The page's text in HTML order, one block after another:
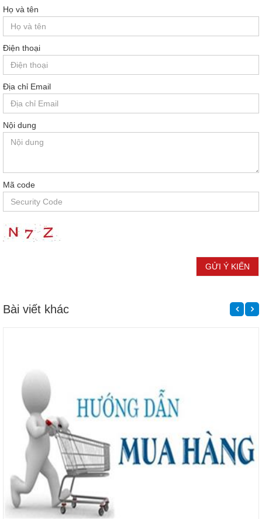
Họ và tên
Điện thoại
Địa chỉ Email
Nội dung
Mã code
Bài viết khác